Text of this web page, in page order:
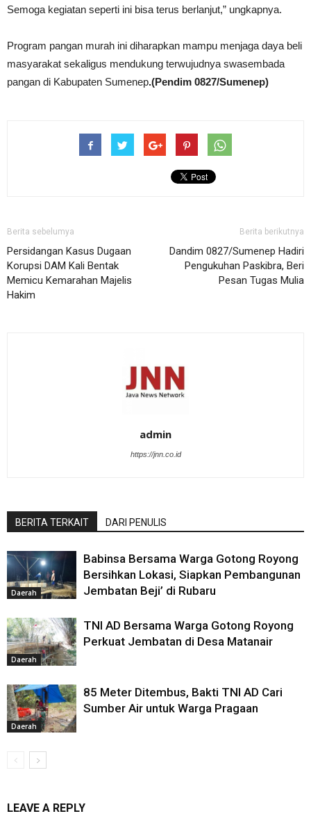
Semoga kegiatan seperti ini bisa terus berlanjut,” ungkapnya.
Program pangan murah ini diharapkan mampu menjaga daya beli
masyarakat sekaligus mendukung terwujudnya swasembada
pangan di Kabupaten Sumenep.(Pendim 0827/Sumenep)
Berita sebelumya
Persidangan Kasus Dugaan
Korupsi DAM Kali Bentak
Memicu Kemarahan Majelis
Hakim
Berita berikutnya
Dandim 0827/Sumenep Hadiri
Pengukuhan Paskibra, Beri
Pesan Tugas Mulia
admin
https://jnn.co.id
BERITA TERKAIT DARI PENULIS
Daerah
Babinsa Bersama Warga Gotong Royong
Bersihkan Lokasi, Siapkan Pembangunan
Jembatan Beji’ di Rubaru
Daerah
TNI AD Bersama Warga Gotong Royong
Perkuat Jembatan di Desa Matanair
Daerah
85 Meter Ditembus, Bakti TNI AD Cari
Sumber Air untuk Warga Pragaan
LEAVE A REPLY